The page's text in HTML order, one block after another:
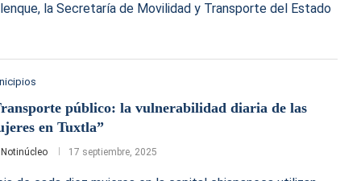
la Secretaría de Movilidad y Transporte del Estado
público: la vulnerabilidad diaria de las
en Tuxtla”
Notinúcleo 17 septiembre, 2025